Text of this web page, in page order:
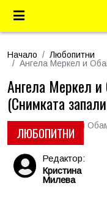
Начало
Любопитни
Ангела Меркел и
ЛЮБОПИТНИ
Ангела Меркел
(Снимката
Редактор:
Кристина
Милева